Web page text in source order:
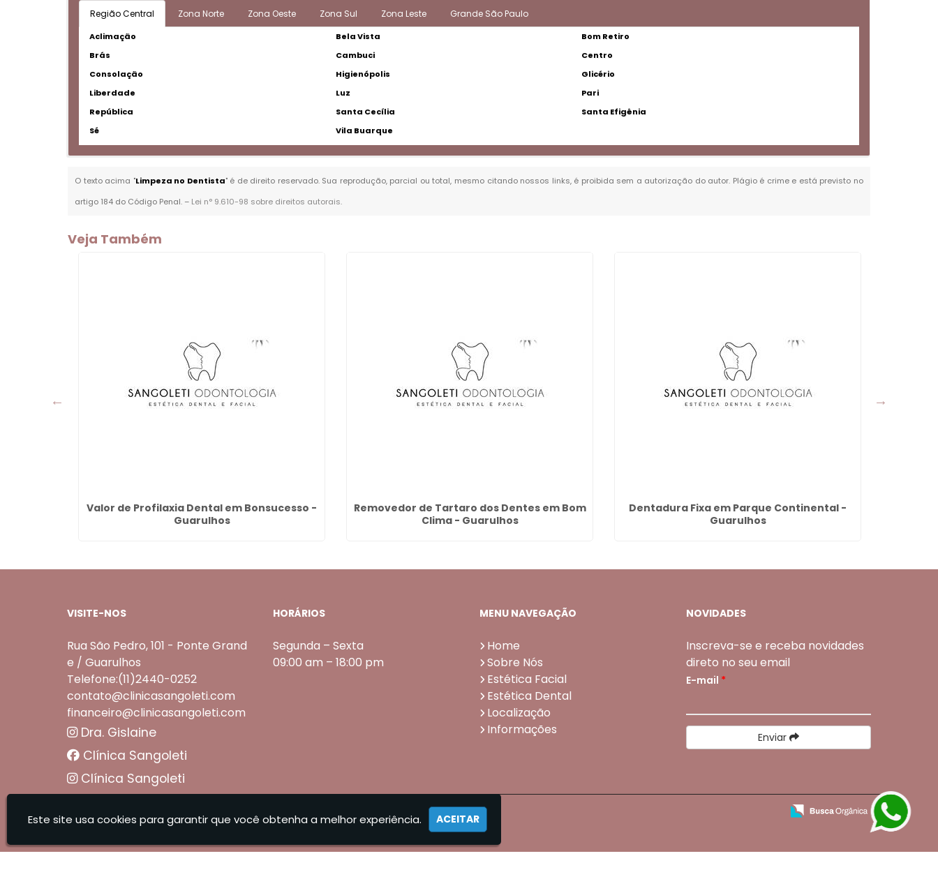
Região Central Zona Norte Zona Oeste Zona Sul Zona Leste Grande São Paulo
Aclimação Bela Vista
Bom Retiro
Brás
Cambuci
Centro
Consolação
Higienópolis
Glicério
Liberdade
Luz
Pari
República
Santa Cecília
Santa Efigênia
Sé
Vila Buarque
O texto acima "Limpeza no Dentista" é de direito reservado. Sua reprodução, parcial ou total, mesmo citando nossos links, é proibida sem a autorização do autor. Plágio é crime e está previsto no
artigo 184 do Código Penal. – Lei n° 9.610-98 sobre direitos autorais.
Veja Também
Valor de Profilaxia Dental em Bonsucesso -
Guarulhos
Removedor de Tartaro dos Dentes em Bom
Clima - Guarulhos
Dentadura Fixa em Parque Continental -
Guarulhos
VISITE-NOS
Rua São Pedro, 101 - Ponte Grand
e / Guarulhos
Telefone:(11)2440-0252
contato@clinicasangoleti.com
financeiro@clinicasangoleti.com
Dra. Gislaine
Clínica Sangoleti
Clínica Sangoleti
HORÁRIOS
Segunda – Sexta
09:00 am – 18:00 pm
MENU NAVEGAÇÃO
Home
Sobre Nós
Estética Facial
Estética Dental
Localização
Informações
NOVIDADES
Inscreva-se e receba novidades
direto no seu email
E-mail *
Enviar
Sangoleti Odontologia - Estética Dental e Facial
Este site usa cookies para garantir que você obtenha a melhor experiência. ACEITAR